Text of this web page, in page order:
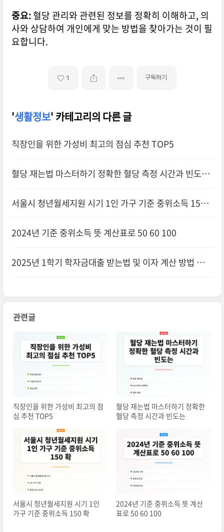
중요:혈당 관리와 관련된 정보를 정확히 이해하고, 의
사와 상담하여 개인에게 맞는 방법을 찾아가는 것이 필
요합니다.
1 구독하기
'생활정보' 카테고리의 다른 글
직장인을 위한 가성비 최고의 점심 추천 TOP5
혈당 재는법 마스터하기 정확한 혈당 측정 시간과 빈도는
서울시 청년월세지원 시기 1인 가구 기준 중위소득 150
2024년 기준 중위소득 뜻 계산표로 50 60 100
2025년 1학기 학자금대출 받는법 및 이자 계산 방법 소개
관련글
직장인을 위한 가성비 최고의 점
심 추천 TOP5
혈당 재는법 마스터하기 정확한
혈당 측정 시간과 빈도는
서울시 청년월세지원 시기 1인
가구 기준 중위소득 150 확
2024년 기준 중위소득 뜻 계산
표로 50 60 100